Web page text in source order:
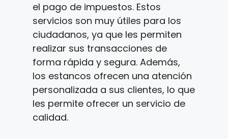
el pago de impuestos. Estos
servicios son muy útiles para los
ciudadanos, ya que les permiten
realizar sus transacciones de
forma rápida y segura. Además,
los estancos ofrecen una atención
personalizada a sus clientes, lo que
les permite ofrecer un servicio de
calidad.